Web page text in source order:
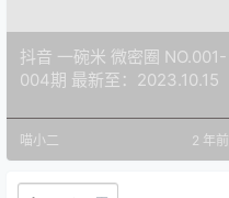
抖音 一碗米 微密圈 NO.001-
004期 最新至：2023.10.15
喵小二 2 年前